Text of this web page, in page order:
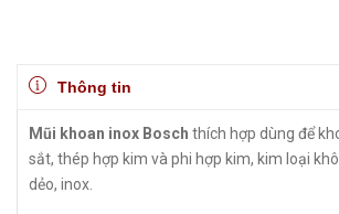
Thông tin
Mũi khoan inox Bosch thích hợp dùng để
sắt, thép hợp kim và phi hợp kim, kim loại
dẻo, inox.